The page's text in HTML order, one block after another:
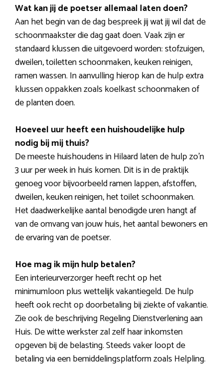
Wat kan jij de poetser allemaal laten doen?
Aan het begin van de dag bespreek jij wat jij wil dat de
schoonmaakster die dag gaat doen. Vaak zijn er
standaard klussen die uitgevoerd worden: stofzuigen,
dweilen, toiletten schoonmaken, keuken reinigen,
ramen wassen. In aanvulling hierop kan de hulp extra
klussen oppakken zoals koelkast schoonmaken of
de planten doen.
Hoeveel uur heeft een huishoudelijke hulp
nodig bij mij thuis?
De meeste huishoudens in Hilaard laten de hulp zo’n
3 uur per week in huis komen. Dit is in de praktijk
genoeg voor bijvoorbeeld ramen lappen, afstoffen,
dweilen, keuken reinigen, het toilet schoonmaken.
Het daadwerkelijke aantal benodigde uren hangt af
van de omvang van jouw huis, het aantal bewoners en
de ervaring van de poetser.
Hoe mag ik mijn hulp betalen?
Een interieurverzorger heeft recht op het
minimumloon plus wettelijk vakantiegeld. De hulp
heeft ook recht op doorbetaling bij ziekte of vakantie.
Zie ook de beschrijving Regeling Dienstverlening aan
Huis. De witte werkster zal zelf haar inkomsten
opgeven bij de belasting. Steeds vaker loopt de
betaling via een bemiddelingsplatform zoals Helpling.